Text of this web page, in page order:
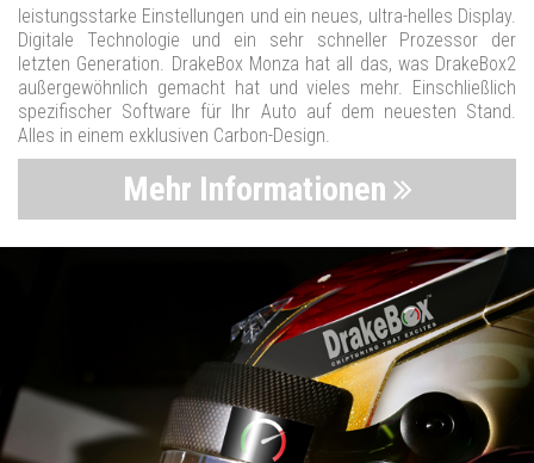
leistungsstarke Einstellungen und ein neues, ultra-helles Display.
Digitale Technologie und ein sehr schneller Prozessor der
letzten Generation. DrakeBox Monza hat all das, was DrakeBox2
außergewöhnlich gemacht hat und vieles mehr. Einschließlich
spezifischer Software für Ihr Auto auf dem neuesten Stand.
Alles in einem exklusiven Carbon-Design.
Mehr Informationen